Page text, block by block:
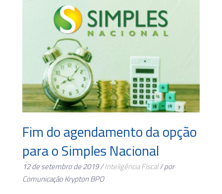
Fim do agendamento da opção
para o Simples Nacional
12 de setembro de 2019 /Inteligência Fiscal/ por
Comunicação Krypton BPO